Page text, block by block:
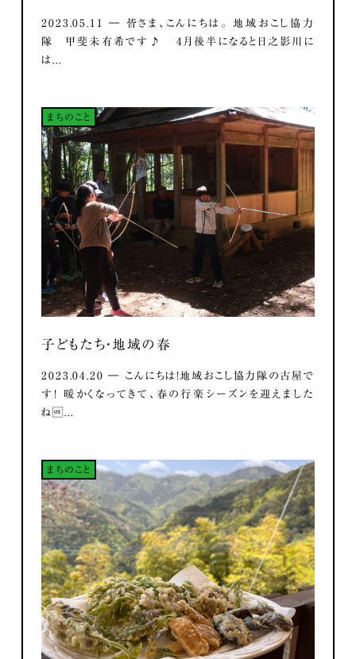
2023.05.11 ― 皆さま、こんにちは。 地域おこし協力
隊 甲斐未有希です♪ 4月後半になると日之影川に
は...
まちのこと
子どもたち・地域の春
2023.04.20 ― こんにちは！地域おこし協力隊の古屋で
す！ 暖かくなってきて、春の行楽シーズンを迎えました
ね...
まちのこと